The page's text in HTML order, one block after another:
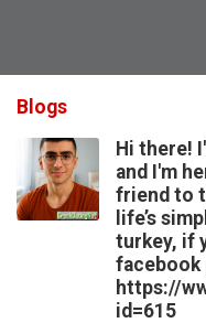
Blogs
Hi there!
and I'm
friend to
life’s
turkey, if
facebook
https://
id=615